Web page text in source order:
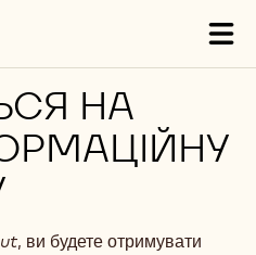
НА
, ви будете отримувати